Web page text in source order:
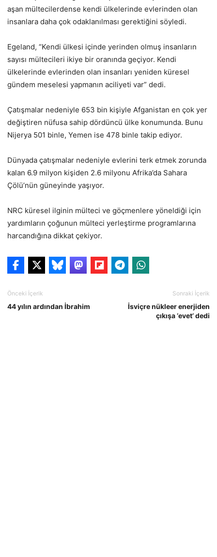
aşan mültecilerdense kendi ülkelerinde evlerinden olan
insanlara daha çok odaklanılması gerektiğini söyledi.
Egeland, “Kendi ülkesi içinde yerinden olmuş insanların
sayısı mültecileri ikiye bir oranında geçiyor. Kendi
ülkelerinde evlerinden olan insanları yeniden küresel
gündem meselesi yapmanın aciliyeti var” dedi.
Çatışmalar nedeniyle 653 bin kişiyle Afganistan en çok yer
değiştiren nüfusa sahip dördüncü ülke konumunda. Bunu
Nijerya 501 binle, Yemen ise 478 binle takip ediyor.
Dünyada çatışmalar nedeniyle evlerini terk etmek zorunda
kalan 6.9 milyon kişiden 2.6 milyonu Afrika’da Sahara
Çölü’nün güneyinde yaşıyor.
NRC küresel ilginin mülteci ve göçmenlere yöneldiği için
yardımların çoğunun mülteci yerleştirme programlarına
harcandığına dikkat çekiyor.
Önceki İçerik
44 yılın ardından İbrahim
Sonraki İçerik
İsviçre nükleer enerjiden
çıkışa ‘evet’ dedi